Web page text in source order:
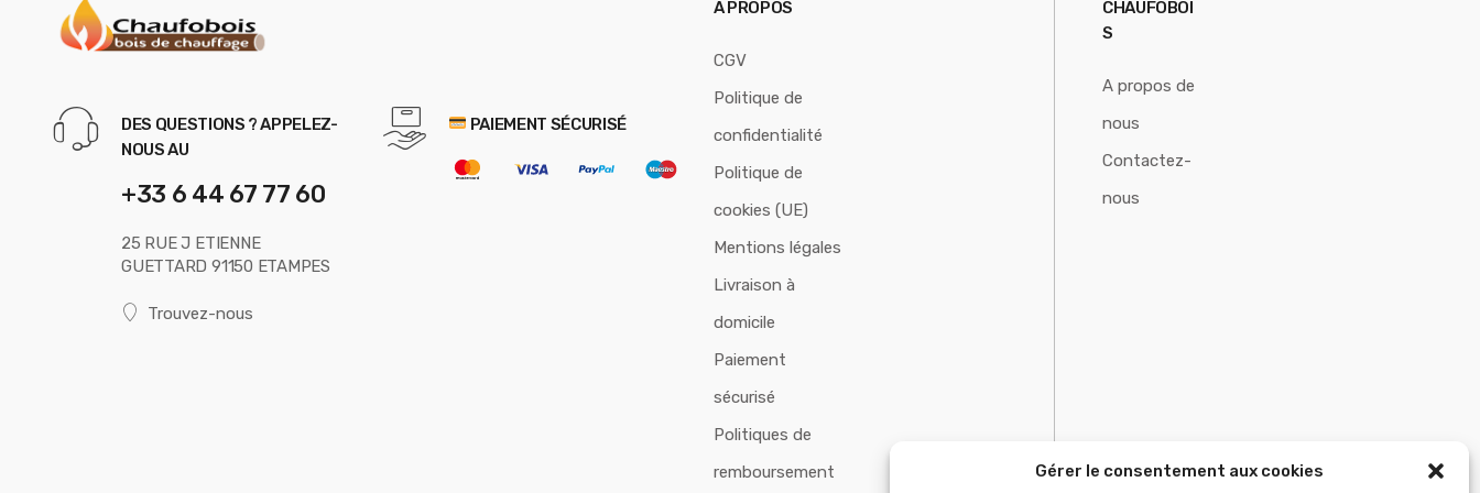
Gérer le consentement aux cookies
DES QUESTIONS ? APPELEZ-
NOUS AU
+33 6 44 67 77 60
25 RUE J ETIENNE
GUETTARD 91150 ETAMPES
Trouvez-nous
PAIEMENT SÉCURISÉ
A PROPOS
CGV
Politique de
confidentialité
Politique de
cookies (UE)
Mentions légales
Livraison à
domicile
Paiement
sécurisé
Politiques de
remboursement
CHAUFOBOI
S
A propos de
nous
Contactez-
nous